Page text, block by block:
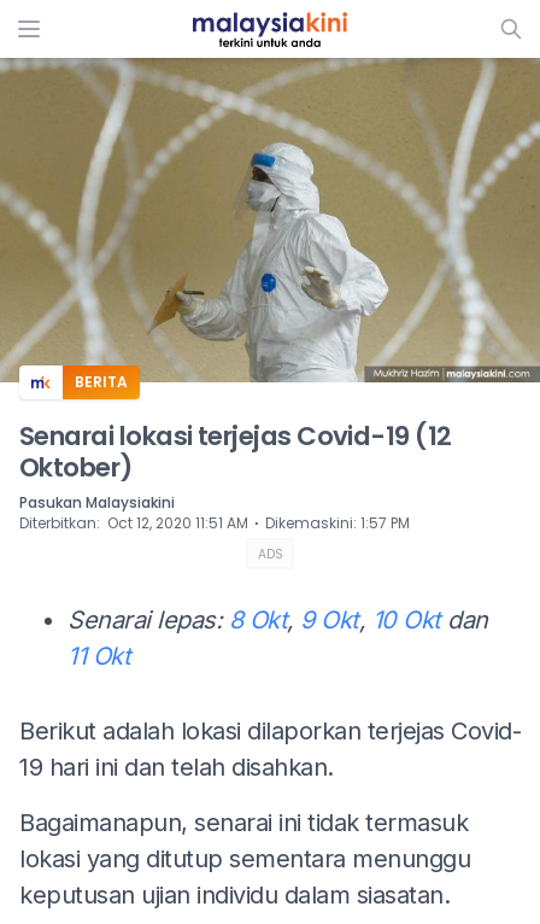
ADS
BERITA
Senarai lokasi terjejas Covid-19 (12
Oktober)
Pasukan Malaysiakini
Diterbitkan: Oct 12, 2020 11:51 AM ⋅ Dikemaskini: 1:57 PM
ADS
Senarai lepas: 8 Okt, 9 Okt, 10 Oktdan
11 Okt
Berikut adalah lokasi dilaporkan terjejas Covid-
19 hari ini dan telah disahkan.
Bagaimanapun, senarai ini tidak termasuk
lokasi yang ditutup sementara menunggu
keputusan ujian individu dalam siasatan.